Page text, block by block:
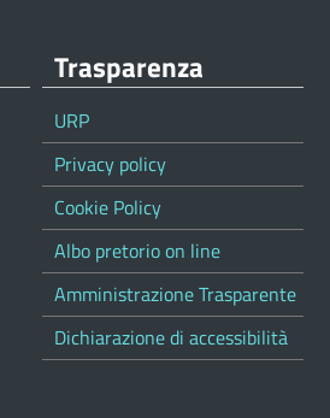
Trasparenza
URP
Privacy policy
Cookie Policy
Albo pretorio on line
Amministrazione Trasparente
Dichiarazione di accessibilità